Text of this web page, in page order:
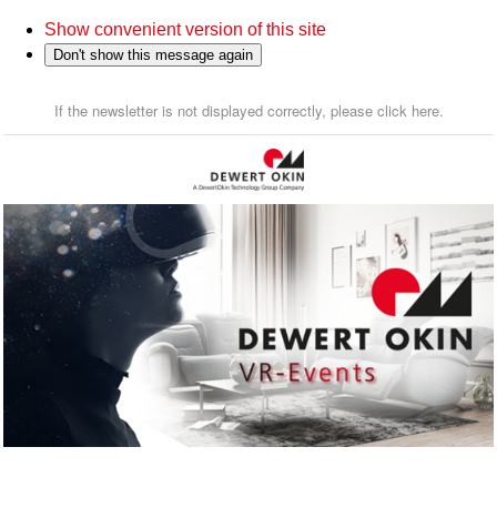
Show convenient version of this site
Don't show this message again
If the newsletter is not displayed correctly, please click here.